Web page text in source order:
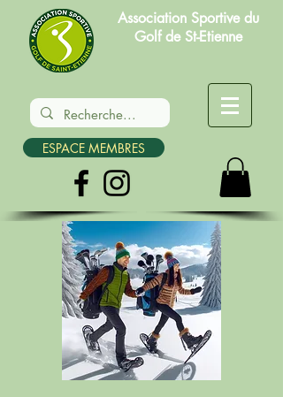
Association Sportive du
Golf de St-Etienne
ESPACE MEMBRES